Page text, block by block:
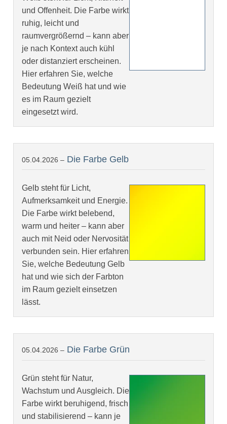
und Offenheit. Die Farbe wirkt
ruhig, leicht und
raumvergrößernd – kann aber
je nach Kontext auch kühl
oder distanziert erscheinen.
Hier erfahren Sie, welche
Bedeutung Weiß hat und wie
es im Raum gezielt
eingesetzt wird.
05.04.2026 – Die Farbe Gelb
Gelb steht für Licht,
Aufmerksamkeit und Energie.
Die Farbe wirkt belebend,
warm und heiter – kann aber
auch mit Neid oder Nervosität
verbunden sein. Hier erfahren
Sie, welche Bedeutung Gelb
hat und wie sich der Farbton
im Raum gezielt einsetzen
lässt.
05.04.2026 – Die Farbe Grün
Grün steht für Natur,
Wachstum und Ausgleich. Die
Farbe wirkt beruhigend, frisch
und stabilisierend – kann je